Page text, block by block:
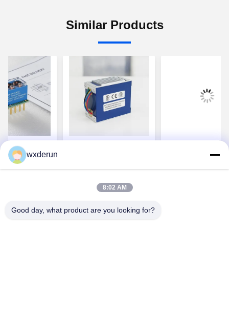
Similar Products
력 및 초저
시턴스를
리버리 게
최고의 가격을 얻으
150W 등급 전력
PC40 페리트 코
함께 멀티 토폴로
wxderun
8:02 AM
Good day, what product are you looking for?